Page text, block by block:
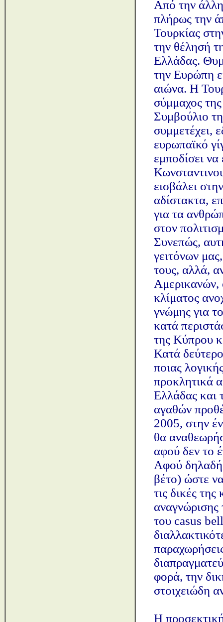
Από την
πλήρως την
Τουρκίας
την θέλησή
Ελλάδας.
την Ευρώπη
αιώνα. Η
σύμμαχος
Συμβούλιο
συμμετέχει,
ευρωπαϊκό
εμποδίσει
εισβάλει
αδίστακτα,
για τα
στον
Συνεπώς,
γειτόνων
τους, αλλά,
Αμερικανών,
κλίματος
γνώμης για
κατά
της Κύπρου
Κατά
ποιας
προκλητικά
Ελλάδας και
αγαθών
2005, στην
θα
αφού δεν το
Αφού
βέτο) ώστε
τις δικές
αναγνώρισης
του casus
φορά, την
στοιχειώδη
Η